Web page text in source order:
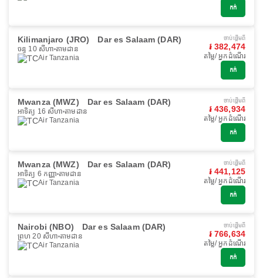
កក់
Kilimanjaro (JRO) Dar es Salaam (DAR)
ចន្ទ 10 សីហា តាមដាន
Air Tanzania
ចាប់ផ្ដើមពី
៛ 382,474
តម្លៃ/ អ្នកដំណើរ
កក់
Mwanza (MWZ) Dar es Salaam (DAR)
អាទិត្យ 16 សីហា តាមដាន
Air Tanzania
ចាប់ផ្ដើមពី
៛ 436,934
តម្លៃ/ អ្នកដំណើរ
កក់
Mwanza (MWZ) Dar es Salaam (DAR)
អាទិត្យ 6 កញ្ញា តាមដាន
Air Tanzania
ចាប់ផ្ដើមពី
៛ 441,125
តម្លៃ/ អ្នកដំណើរ
កក់
Nairobi (NBO) Dar es Salaam (DAR)
ព្រហ 20 សីហា តាមដាន
Air Tanzania
ចាប់ផ្ដើមពី
៛ 766,634
តម្លៃ/ អ្នកដំណើរ
កក់